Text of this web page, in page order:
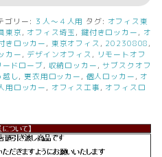
ゴリー: ３人～４人用 タグ: オフィス東
東京 , オフィス埼玉 , 鍵付きロッカー , オ
きロッカー , 東京オフィス , 20230808 ,
カー , デザインオフィス , リモートオフ
ードローブ, 収納ロッカー ,サブスクオフ
越し,更衣用ロッカー , 個人ロッカー , オ
用ロッカー , オフィス工事 , オフィスロ